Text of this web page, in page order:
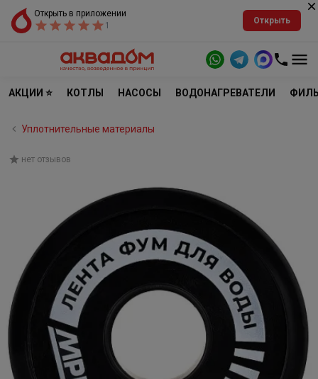
Открыть в приложении
1
Открыть
АКЦИИ ⭐ КОТЛЫ НАСОСЫ ВОДОНАГРЕВАТЕЛИ
Уплотнительные материалы
нет отзывов